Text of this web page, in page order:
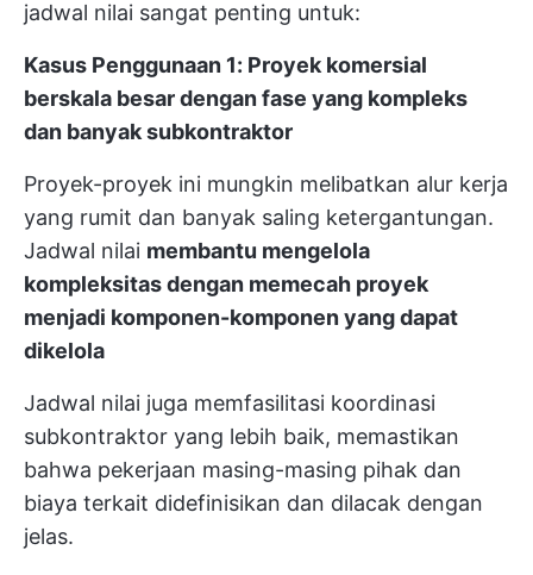
jadwal nilai sangat penting untuk:
Kasus Penggunaan 1: Proyek komersial
berskala besar dengan fase yang kompleks
dan banyak subkontraktor
Proyek-proyek ini mungkin melibatkan alur kerja
yang rumit dan banyak saling ketergantungan.
Jadwal nilai membantu mengelola
kompleksitas dengan memecah proyek
menjadi komponen-komponen yang dapat
dikelola
Jadwal nilai juga memfasilitasi koordinasi
subkontraktor yang lebih baik, memastikan
bahwa pekerjaan masing-masing pihak dan
biaya terkait didefinisikan dan dilacak dengan
jelas.